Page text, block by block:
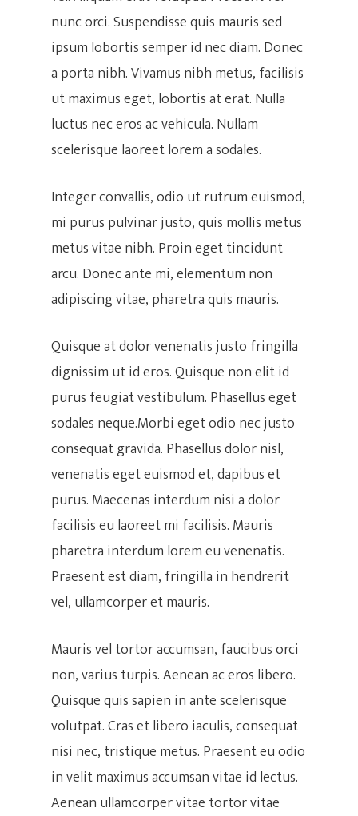
Hit enter to search or ESC to close
nunc orci. Suspendisse quis mauris sed
ipsum lobortis semper id nec diam. Donec
a porta nibh. Vivamus nibh metus, facilisis
ut maximus eget, lobortis at erat. Nulla
luctus nec eros ac vehicula. Nullam
scelerisque laoreet lorem a sodales.
Integer convallis, odio ut rutrum euismod,
mi purus pulvinar justo, quis mollis metus
metus vitae nibh. Proin eget tincidunt
arcu. Donec ante mi, elementum non
adipiscing vitae, pharetra quis mauris.
Quisque at dolor venenatis justo fringilla
dignissim ut id eros. Quisque non elit id
purus feugiat vestibulum. Phasellus eget
sodales neque.Morbi eget odio nec justo
consequat gravida. Phasellus dolor nisl,
venenatis eget euismod et, dapibus et
purus. Maecenas interdum nisi a dolor
facilisis eu laoreet mi facilisis. Mauris
pharetra interdum lorem eu venenatis.
Praesent est diam, fringilla in hendrerit
vel, ullamcorper et mauris.
Mauris vel tortor accumsan, faucibus orci
non, varius turpis. Aenean ac eros libero.
Quisque quis sapien in ante scelerisque
volutpat. Cras et libero iaculis, consequat
nisi nec, tristique metus. Praesent eu odio
in velit maximus accumsan vitae id lectus.
Aenean ullamcorper vitae tortor vitae